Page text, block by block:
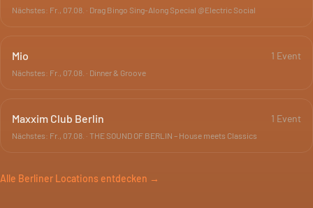
Nächstes: Fr., 07.08. · Drag Bingo Sing-Along Special @Electric Social
Mio 1 Event
Nächstes: Fr., 07.08. · Dinner & Groove
Maxxim Club Berlin 1 Event
Nächstes: Fr., 07.08. · THE SOUND OF BERLIN – House meets Classics
Alle Berliner Locations entdecken →